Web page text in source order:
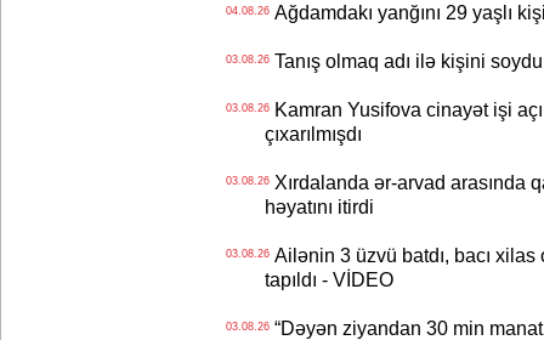
04.08.26Ağdamdakı yanğını 29 yaşlı
03.08.26Tanış olmaq adı ilə kişini
03.08.26Kamran Yusifova cinayət işi
çıxarılmışdı
03.08.26Xırdalanda ər-arvad arasında
həyatını itirdi
03.08.26Ailənin 3 üzvü batdı, bacı xilas
tapıldı - VİDEO
03.08.26“Dəyən ziyandan 30 min